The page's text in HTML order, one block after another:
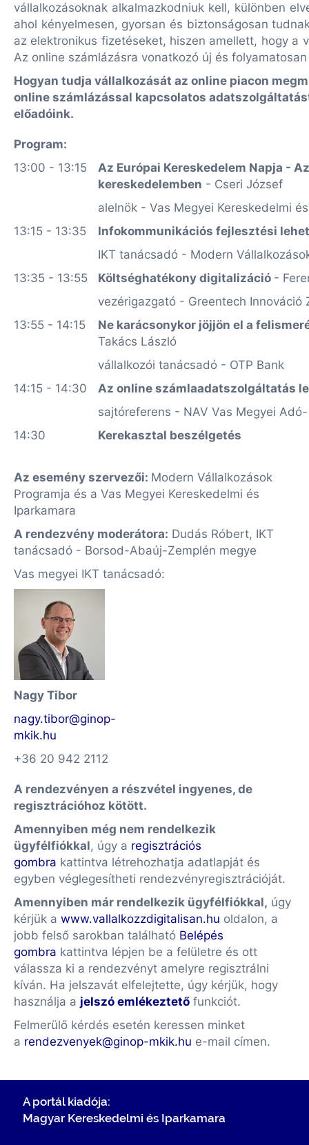
vállalkozásoknak alkalmazkodniuk kell, különben
ahol kényelmesen, gyorsan és biztonságosan
az elektronikus fizetéseket, hiszen amellett, hogy a
Az online számlázásra vonatkozó új és
Hogyan tudja vállalkozását az online piacon
online számlázással kapcsolatos
előadóink.
Program:
13:00 - 13:15
Az Európai Kereskedelem Napja -
kereskedelemben - Cseri József
alelnök - Vas Megyei Kereskedelmi
13:15 - 13:35
Infokommunikációs fejlesztési
IKT tanácsadó - Modern
13:35 - 13:55
Költséghatékony digitalizáció -
vezérigazgató - Greentech Innováció
13:55 - 14:15
Ne karácsonykor jöjjön el a
Takács László
vállalkozói tanácsadó - OTP Bank
14:15 - 14:30
Az online számlaadatszolgáltatás
sajtóreferens - NAV Vas Megyei
14:30
Kerekasztal beszélgetés
Az esemény szervezői: Modern Vállalkozások
Programja és a Vas Megyei Kereskedelmi és
Iparkamara
A rendezvény moderátora: Dudás Róbert, IKT
tanácsadó - Borsod-Abaúj-Zemplén megye
Vas megyei IKT tanácsadó:
Nagy Tibor
nagy.tibor@ginop-
mkik.hu
+36 20 942 2112
A rendezvényen a részvétel ingyenes, de
regisztrációhoz kötött.
Amennyiben még nem rendelkezik
ügyfélfiókkal, úgy a regisztrációs
gombra kattintva létrehozhatja adatlapját és
egyben véglegesítheti rendezvényregisztrációját.
Amennyiben már rendelkezik ügyfélfiókkal, úgy
kérjük a www.vallalkozzdigitalisan.hu oldalon, a
jobb felső sarokban található Belépés
gombra kattintva lépjen be a felületre és ott
válassza ki a rendezvényt amelyre regisztrálni
kíván. Ha jelszavát elfelejtette, úgy kérjük, hogy
használja a jelszó emlékeztető funkciót.
Felmerülő kérdés esetén keressen minket
a rendezvenyek@ginop-mkik.hu e-mail címen.
A portál kiadója:
Magyar Kereskedelmi és Iparkamara